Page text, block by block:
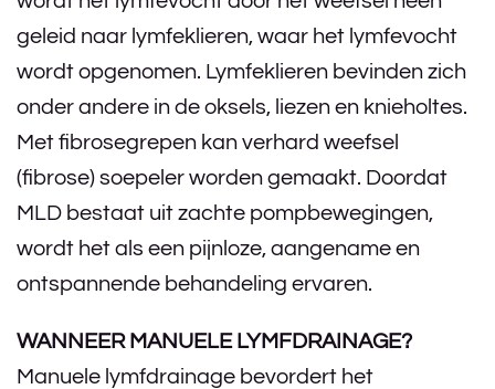
geleid naar lymfeklieren, waar het lymfevocht
wordt opgenomen. Lymfeklieren bevinden zich
onder andere in de oksels, liezen en knieholtes.
Met fibrosegrepen kan verhard weefsel
(fibrose) soepeler worden gemaakt. Doordat
MLD bestaat uit zachte pompbewegingen,
wordt het als een pijnloze, aangename en
ontspannende behandeling ervaren.
WANNEER MANUELE LYMFDRAINAGE?
Manuele lymfdrainage bevordert het